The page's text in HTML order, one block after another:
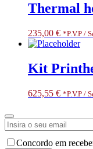
Thermal
235,00 € *P.V.P /
Kit
625,55 € *P.V.P /
Company
Name*
Concordo em